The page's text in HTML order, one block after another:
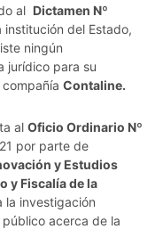
al Dictamen Nº
del Estado,
ningún
jurídico para su
Contaline.
al Oficio Ordinario Nº
por parte de
y Estudios
y Fiscalía de la
la investigación
acerca de la